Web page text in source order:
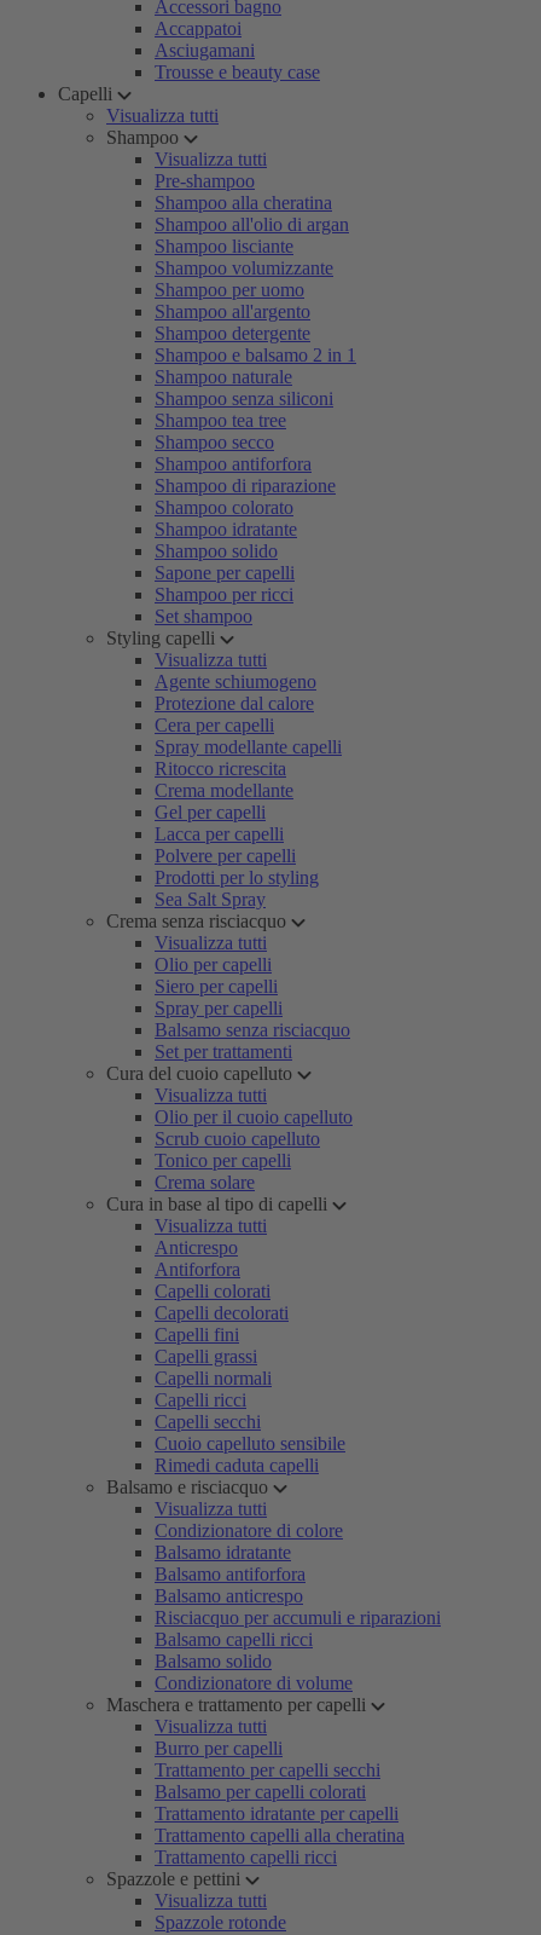
Accessori bagno
Accappatoi
Asciugamani
Trousse e beauty case
Capelli
Visualizza tutti
Shampoo
Visualizza tutti
Pre-shampoo
Shampoo alla cheratina
Shampoo all'olio di argan
Shampoo lisciante
Shampoo volumizzante
Shampoo per uomo
Shampoo all'argento
Shampoo detergente
Shampoo e balsamo 2 in 1
Shampoo naturale
Shampoo senza siliconi
Shampoo tea tree
Shampoo secco
Shampoo antiforfora
Shampoo di riparazione
Shampoo colorato
Shampoo idratante
Shampoo solido
Sapone per capelli
Shampoo per ricci
Set shampoo
Styling capelli
Visualizza tutti
Agente schiumogeno
Protezione dal calore
Cera per capelli
Spray modellante capelli
Ritocco ricrescita
Crema modellante
Gel per capelli
Lacca per capelli
Polvere per capelli
Prodotti per lo styling
Sea Salt Spray
Crema senza risciacquo
Visualizza tutti
Olio per capelli
Siero per capelli
Spray per capelli
Balsamo senza risciacquo
Set per trattamenti
Cura del cuoio capelluto
Visualizza tutti
Olio per il cuoio capelluto
Scrub cuoio capelluto
Tonico per capelli
Crema solare
Cura in base al tipo di capelli
Visualizza tutti
Anticrespo
Antiforfora
Capelli colorati
Capelli decolorati
Capelli fini
Capelli grassi
Capelli normali
Capelli ricci
Capelli secchi
Cuoio capelluto sensibile
Rimedi caduta capelli
Balsamo e risciacquo
Visualizza tutti
Condizionatore di colore
Balsamo idratante
Balsamo antiforfora
Balsamo anticrespo
Risciacquo per accumuli e riparazioni
Balsamo capelli ricci
Balsamo solido
Condizionatore di volume
Maschera e trattamento per capelli
Visualizza tutti
Burro per capelli
Trattamento per capelli secchi
Balsamo per capelli colorati
Trattamento idratante per capelli
Trattamento capelli alla cheratina
Trattamento capelli ricci
Spazzole e pettini
Visualizza tutti
Spazzole rotonde